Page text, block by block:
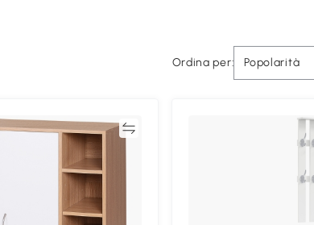
Ordina per: Popolarità
Confronta